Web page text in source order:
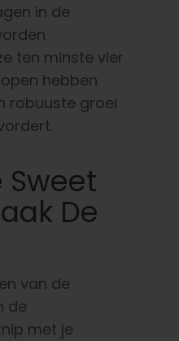
in de
ten minste vier
hebben
robuuste groei
Sweet
De
van de
de
met je